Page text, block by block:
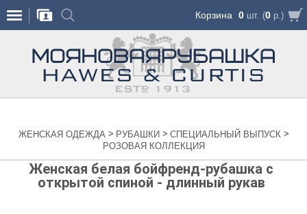
Корзина 0 шт. (0 р.)
ЖЕНСКАЯ ОДЕЖДА > РУБАШКИ > СПЕЦИАЛЬНЫЙ ВЫПУСК >
РОЗОВАЯ КОЛЛЕКЦИЯ
Женская белая бойфренд-рубашка с
открытой спиной - длинный рукав